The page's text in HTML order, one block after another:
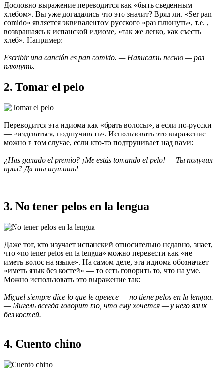
Дословно выражение переводится как «быть съеденным
хлебом». Вы уже догадались что это значит? Вряд ли. «Ser pan
comido» является эквивалентом русского «раз плюнуть», т.е. ,
возвращаясь к испанской идиоме, «так же легко, как съесть
хлеб». Например:
Escribir una canción es pan comido. — Написать песню — раз
плюнуть.
2. Tomar el pelo
Переводится эта идиома как «брать волосы», а если по-русски
— «издеваться, подшучивать». Использовать это выражение
можно в том случае, если кто-то подтрунивает над вами:
¿Has ganado el premio? ¡Me estás tomando el pelo! — Ты получил
приз? Да ты шутишь!
3. No tener pelos en la lengua
Даже тот, кто изучает испанский относительно недавно, знает,
что «no tener pelos en la lengua» можно перевести как «не
иметь волос на языке». На самом деле, эта идиома обозначает
«иметь язык без костей» — то есть говорить то, что на уме.
Можно использовать это выражение так:
Miguel siempre dice lo que le apetece — no tiene pelos en la lengua.
— Мигель всегда говорит то, что ему хочется — у него язык
без костей.
4. Сuento chino